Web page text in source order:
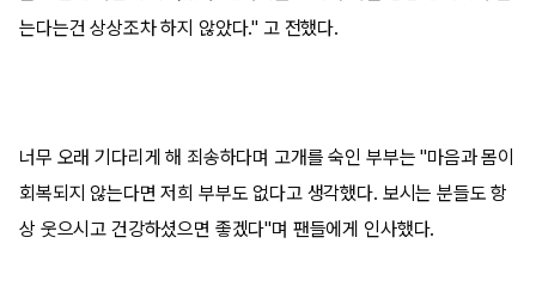
는다는건 상상조차 하지 않았다." 고 전했다.
너무 오래 기다리게 해 죄송하다며 고개를 숙인 부부는 "마음과 몸이
회복되지 않는다면 저희 부부도 없다고 생각했다. 보시는 분들도 항
상 웃으시고 건강하셨으면 좋겠다"며 팬들에게 인사했다.